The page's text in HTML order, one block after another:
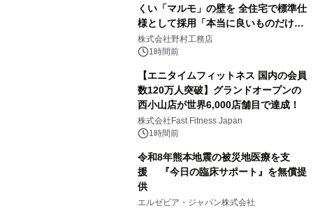
くい「マルモ」の壁を 全住宅で標準仕
様として採用「本当に良いものだけに
こだわる」
株式会社野村工務店
1時間前
【エニタイムフィットネス 国内の会員
数120万人突破】グランドオープンの
西小山店が世界6,000店舗目で達成！
株式会社Fast Fitness Japan
1時間前
令和8年熊本地震の被災地医療を支
援 『今日の臨床サポート』を無償提
供
エルゼビア・ジャパン株式会社